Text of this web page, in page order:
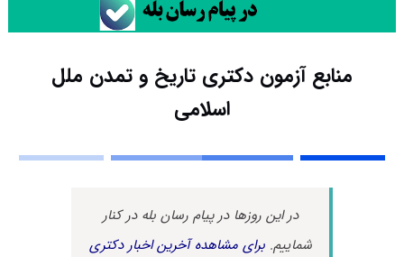
منابع آزمون دکتری تاریخ و تمدن ملل
اسلامی
در این روزها در پیام رسان بله در کنار
شماییم.برای مشاهده آخرین اخبار دکتری